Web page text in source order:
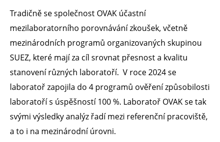
Tradičně se společnost OVAK účastní
mezilaboratorního porovnávání zkoušek, včetně
mezinárodních programů organizovaných skupinou
SUEZ, které mají za cíl srovnat přesnost a kvalitu
stanovení různých laboratoří. V roce 2024 se
laboratoř zapojila do 4 programů ověření způsobilosti
laboratoří s úspěšností 100 %. Laboratoř OVAK se tak
svými výsledky analýz řadí mezi referenční pracoviště,
a to i na mezinárodní úrovni.